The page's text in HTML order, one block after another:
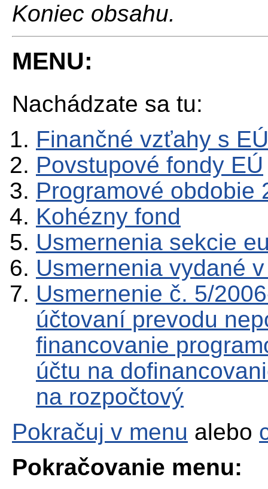
Koniec obsahu.
MENU:
Nachádzate sa tu:
Finančné vzťahy s EÚ
Povstupové fondy EÚ
Programové obdobie
Kohézny fond
Usmernenia sekcie
Usmernenia vydané
Usmernenie č. 5/
účtovaní prevodu
financovanie
účtu na
na rozpočtový
Pokračuj v menu alebo
Pokračovanie menu: